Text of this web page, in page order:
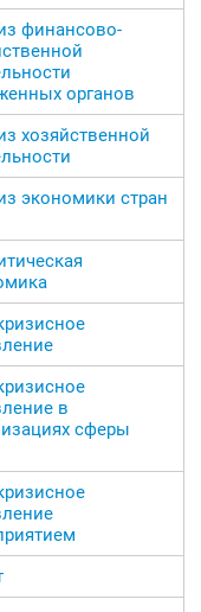
финансово-
органов
хозяйственной
экономики стран
в
сферы